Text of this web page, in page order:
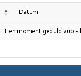
Datum
Een moment geduld aub -